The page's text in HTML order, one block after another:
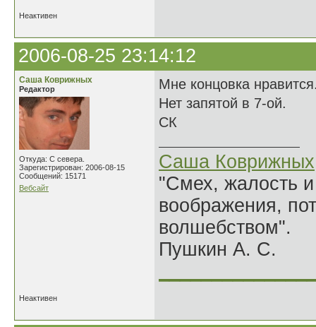
Неактивен
2006-08-25 23:14:12
Саша Коврижных
Редактор
Откуда: С севера.
Зарегистрирован: 2006-08-15
Сообщений: 15171
Вебсайт
Мне концовка
Нет запятой в 7-ой.
СК
Саша Коврижных
"Смех, жалость
воображения,
волшебством".
Пушкин А. С.
Неактивен